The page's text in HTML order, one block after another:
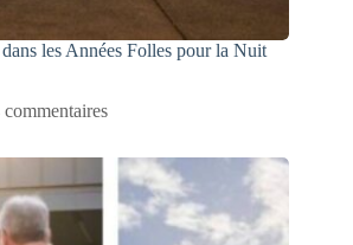
les Années Folles pour la Nuit
commentaires